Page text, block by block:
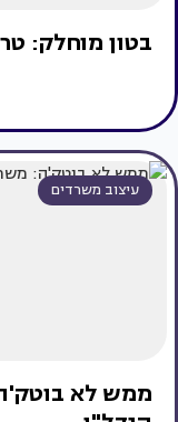
בטון מוחלק:
עיצוב משרדים
ממש לא